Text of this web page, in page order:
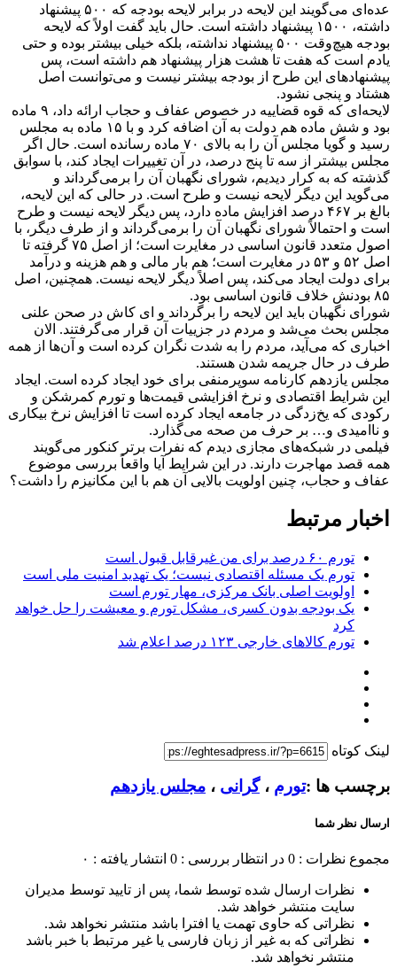
عده‌ای می‌گویند این لایحه در برابر لایحه بودجه که ۵۰۰ پیشنهاد
داشته، ۱۵۰۰ پیشنهاد داشته است. حال باید گفت اولاً که لایحه
بودجه هیچ‌وقت ۵۰۰ پیشنهاد نداشته، بلکه خیلی بیشتر بوده و حتی
یادم است که هفت تا هشت هزار پیشنهاد هم داشته است، پس
پیشنهاد‌های این طرح از بودجه بیشتر نیست و می‌توانست اصل
هشتاد و پنجی نشود.
لایحه‌ای که قوه قضاییه در خصوص عفاف و حجاب ارائه داد، ۹ ماده
بود و شش ماده هم دولت به آن اضافه کرد و با ۱۵ ماده به مجلس
رسید و گویا مجلس آن را به بالای ۷۰ ماده رسانده است. حال اگر
مجلس بیشتر از سه تا پنج درصد، در آن تغییرات ایجاد کند، با سوابق
گذشته که به کرار دیدیم، شورای نگهبان آن را برمی‌گرداند و
می‌گوید این دیگر لایحه نیست و طرح است. در حالی که این لایحه،
بالغ بر ۴۶۷ درصد افزایش ماده دارد، پس دیگر لایحه نیست و طرح
است و احتمالاً شورای نگهبان آن را برمی‌گرداند و از طرف دیگر، با
اصول متعدد قانون اساسی در مغایرت است؛ از اصل ۷۵ گرفته تا
اصل ۵۲ و ۵۳ در مغایرت است؛ هم بار مالی و هم هزینه و درآمد
برای دولت ایجاد می‌کند، پس اصلاً دیگر لایحه نیست. همچنین، اصل
۸۵ بودنش خلاف قانون اساسی بود.
شورای نگهبان باید این لایحه را برگرداند و‌ ای کاش در صحن علنی
مجلس بحث می‌شد و مردم در جزییات آن قرار می‌گرفتند. الان
اخباری که می‌آید، مردم را به شدت نگران کرده است و آن‌ها از همه
طرف در حال جریمه شدن هستند.
مجلس یازدهم کارنامه سوپرمنفی برای خود ایجاد کرده است. ایجاد
این شرایط اقتصادی و نرخ افزایشی قیمت‌ها و تورم کمرشکن و
رکودی که یخ‌زدگی در جامعه ایجاد کرده است تا افزایش نرخ بیکاری
و ناامیدی و… بر حرف من صحه می‌گذارد.
فیلمی در شبکه‌های مجازی دیدم که نفرات برتر کنکور می‌گویند
همه قصد مهاجرت دارند. در این شرایط آیا واقعاً بررسی موضوع
عفاف و حجاب، چنین اولویت بالایی آن هم با این مکانیزم را داشت؟
اخبار مرتبط
تورم ۶۰ درصد برای من غیرقابل قبول است
تورم یک مسئله اقتصادی نیست؛ یک تهدید امنیت ملی است
اولویت اصلی بانک مرکزی، مهار تورم است
یک بودجه بدون کسری، مشکل تورم و معیشت را حل خواهد
کرد
تورم کالاهای خارجی ۱۲۳ درصد اعلام شد
لینک کوتاه
برچسب ها :تورم ،گرانی ، مجلس یازدهم
ارسال نظر شما
مجموع نظرات : 0 در انتظار بررسی : 0 انتشار یافته : ۰
نظرات ارسال شده توسط شما، پس از تایید توسط مدیران
سایت منتشر خواهد شد.
نظراتی که حاوی تهمت یا افترا باشد منتشر نخواهد شد.
نظراتی که به غیر از زبان فارسی یا غیر مرتبط با خبر باشد
منتشر نخواهد شد.